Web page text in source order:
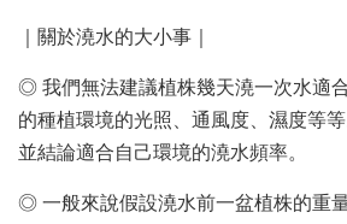
｜關於澆水的大小事｜
◎ 我們無法建議植株幾天澆一次水適
的種植環境的光照、通風度、濕度等
並結論適合自己環境的澆水頻率。
◎ 一般來說假設澆水前一盆植株的重